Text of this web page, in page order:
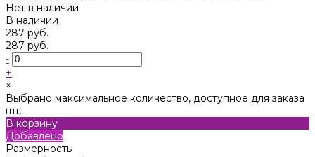
Нет в наличии
В наличии
287 руб.
287 руб.
-
+
×
Выбрано максимальное количество, доступное для заказа
шт.
В корзину
Добавлено
Размерность